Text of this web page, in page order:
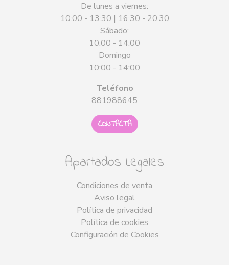
De lunes a viernes:
10:00 - 13:30 | 16:30 - 20:30
Sábado:
10:00 - 14:00
Domingo
10:00 - 14:00
Teléfono
881988645
CONTACTA
Apartados Legales
Condiciones de venta
Aviso legal
Política de privacidad
Política de cookies
Configuración de Cookies